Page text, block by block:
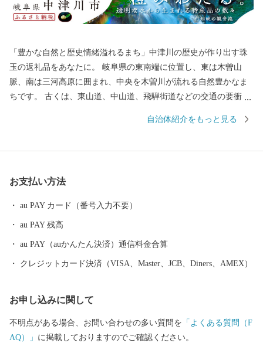
「豊かな自然と歴史情緒溢れるまち」中津川の歴史が作り出す珠
玉の返礼品をあなたに。 岐阜県の東南端に位置し、東は木曽山
脈、南は三河高原に囲まれ、中央を木曽川が流れる自然豊かなま
ちです。 古くは、東山道、中山道、飛騨街道などの交通の要衝と
て成長してきました。 一方、豊かな自然環境のなかで産出される
伴い、市内にリニア岐阜県駅（仮称）が誕生します。 中津川市
は、今も昔も交通の要衝として、人、モノ、情報の行き交うまち
しくお願いいたします！ ■中津川市を代表する主な返礼品 ・「中
津川市発祥の栗きんとん」をはじめとする和菓子 ・地域で育まれ
た飛騨牛 ・清流が育む地酒 ・伊勢神宮式年遷宮の御神木としても
こだわりを持って掲載しております。 ぜひお時間のある時にじっ
くりお選びください 期間限定や数量限定のお礼の品もございます
ので まめにチェックしてみてください そしてぜひ中津川市にお越
自治体紹介をもっと見る
お支払い方法
au PAY カード（番号入力不要）
au PAY 残高
au PAY（auかんたん決済）通信料金合算
クレジットカード決済（VISA、Master、JCB、Diners、AMEX）
お申し込みに関して
不明点がある場合、お問い合わせの多い質問を 「よくある質問（F
AQ）」 に掲載しておりますのでご確認ください。